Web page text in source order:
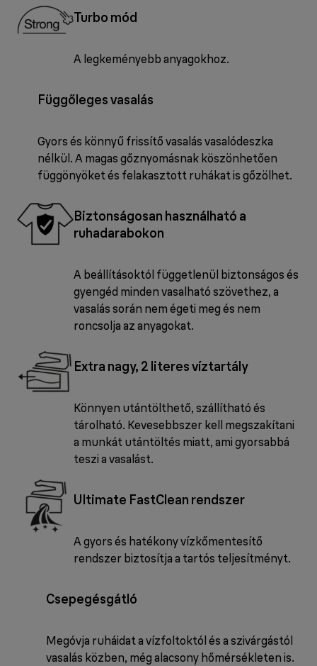
Turbo mód
A legkeményebb anyagokhoz.
Függőleges vasalás
Gyors és könnyű frissítő vasalás vasalódeszka
nélkül. A magas gőznyomásnak köszönhetően
függönyöket és felakasztott ruhákat is gőzölhet.
Biztonságosan használható a
ruhadarabokon
A beállításoktól függetlenül biztonságos és
gyengéd minden vasalható szövethez, a
vasalás során nem égeti meg és nem
roncsolja az anyagokat.
Extra nagy, 2 literes víztartály
Könnyen utántölthető, szállítható és
tárolható. Kevesebbszer kell megszakítani
a munkát utántöltés miatt, ami gyorsabbá
teszi a vasalást.
Ultimate FastClean rendszer
A gyors és hatékony vízkőmentesítő
rendszer biztosítja a tartós teljesítményt.
Csepegésgátló
Megóvja ruháidat a vízfoltoktól és a szivárgástól
vasalás közben, még alacsony hőmérsékleten is.